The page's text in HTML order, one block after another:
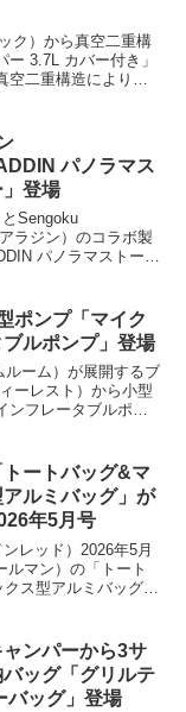
ク）から真空二重構
3.7L カバー付き」
二重構造により外
き目の氷も入りま
します。
パノラマス
」登場
Sengoku
ラジン）のコラボ製
パノラマストーブ
に、煮る、焼く、炊
プラスした煮炊き暖
。詳細をレビューし
ポンプ「マイク
ルポンプ」登場
ルーム）が展開するブ
ーレスト）から小型
ンフレータブルポン
している充電式ポン
ューします。
ートバッグ&マ
ルミバッグ」が
年5月号
レッド）2026年5月
ルマン）の「トート
ス型アルミバッグ」
付きで、ドリンクや
便利で、レジャーに
細をレビューしま
ンパーから3サ
ッグ「グリルテ
バッグ」登場